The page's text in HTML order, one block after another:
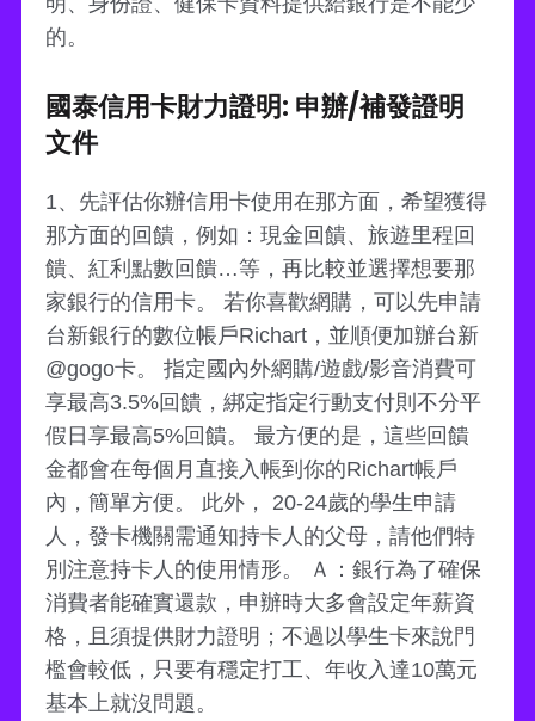
的。
國泰信用卡財力證明: 申辦/補發證明
文件
1、先評估你辦信用卡使用在那方面，希望獲得
那方面的回饋，例如：現金回饋、旅遊里程回
饋、紅利點數回饋…等，再比較並選擇想要那
家銀行的信用卡。 若你喜歡網購，可以先申請
台新銀行的數位帳戶Richart，並順便加辦台新
@gogo卡。 指定國內外網購/遊戲/影音消費可
享最高3.5%回饋，綁定指定行動支付則不分平
假日享最高5%回饋。 最方便的是，這些回饋
金都會在每個月直接入帳到你的Richart帳戶
內，簡單方便。 此外， 20-24歲的學生申請
人，發卡機關需通知持卡人的父母，請他們特
別注意持卡人的使用情形。 Ａ：銀行為了確保
消費者能確實還款，申辦時大多會設定年薪資
格，且須提供財力證明；不過以學生卡來說門
檻會較低，只要有穩定打工、年收入達10萬元
基本上就沒問題。